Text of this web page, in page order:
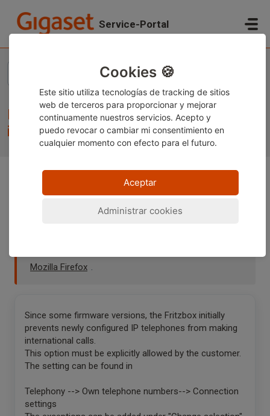
Service-Portal
Fritzbox - IP Phone can't start
international calls
Este contenido está disponible actualmente solo
traducción integrada de su navegador para ver la
Mozilla Firefox .
Since some firmware versions, the Fritzbox initially
prevents newly configured IP telephones from making
international calls.
This option must be explicitly allowed by the customer.
The setting can be found in
Telephony --> Own telephone numbers--> Connection
settings
Cookies 🍪
Este sitio utiliza tecnologías de tracking de sitios
web de terceros para proporcionar y mejorar
continuamente nuestros servicios. Acepto y
puedo revocar o cambiar mi consentimiento en
cualquier momento con efecto para el futuro.
Aceptar
Administrar cookies